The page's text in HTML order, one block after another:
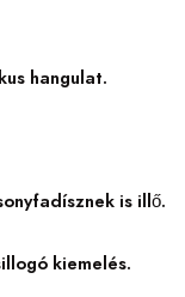
hangulat.
is illő.
kiemelés.